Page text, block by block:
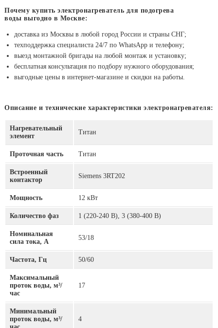
Почему купить электронагреватель для подогрева
воды выгодно в Москве:
доставка из Москвы в любой город России и страны СНГ;
техподдержка специалиста 24/7 по WhatsApp и телефону;
выезд монтажной бригады на любой монтаж и установку;
бесплатная консультация по подбору нужного оборудования;
выгодные цены в интернет-магазине и скидки на работы.
Описание и технические характеристики электронагревателя:
Нагревательный
элемент
Титан
Проточная часть Титан
Встроенный
контактор
Siemens 3RT202
Мощность 12 кВт
Количество фаз 1 (220-240 В), 3 (380-400 В)
Номинальная
сила тока, А
53/18
Частота, Гц 50/60
Максимальный
проток воды, м³/
час
17
Минимальный
проток воды, м³/
4